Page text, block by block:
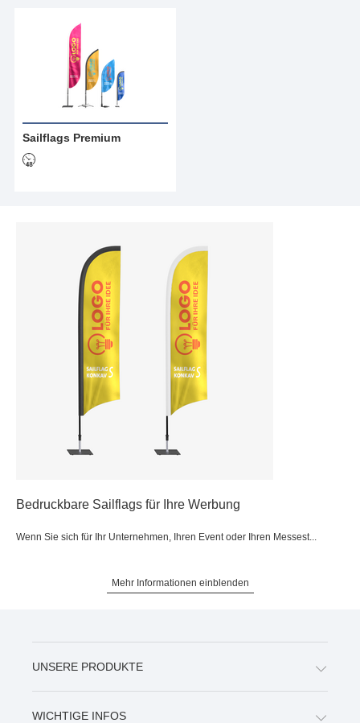
Sailflags Premium
Bedruckbare Sailflags für Ihre Werbung
Wenn Sie sich für Ihr Unternehmen, Ihren Event oder Ihren Messest...
Mehr Informationen einblenden
UNSERE PRODUKTE
WICHTIGE INFOS